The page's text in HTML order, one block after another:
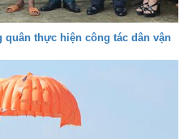
quân thực hiện công tác dân vận